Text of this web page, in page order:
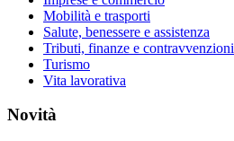
Mobilità e trasporti
Salute, benessere e assistenza
Tributi, finanze e contravvenzioni
Turismo
Vita lavorativa
Novità